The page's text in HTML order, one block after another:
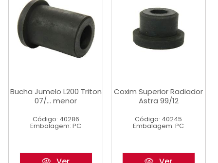
Bucha Jumelo L200 Triton
07/... menor
Código: 40286
Embalagem: PC
Coxim Superior Radiador
Astra 99/12
Código: 40245
Embalagem: PC